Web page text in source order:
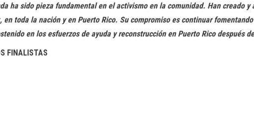
ha sido pieza fundamental en el activismo en la comunidad. Han creado
en toda la nación y en Puerto Rico. Su compromiso es continuar
en los esfuerzos de ayuda y reconstrucción en Puerto Rico después